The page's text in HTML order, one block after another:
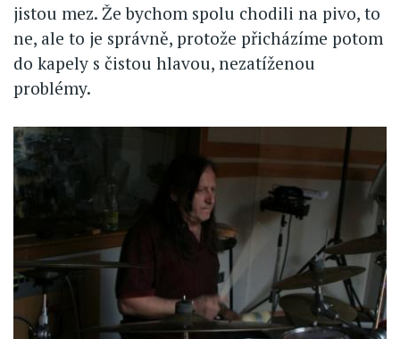
jistou mez. Že bychom spolu chodili na pivo, to
ne, ale to je správně, protože přicházíme potom
do kapely s čistou hlavou, nezatíženou
problémy.